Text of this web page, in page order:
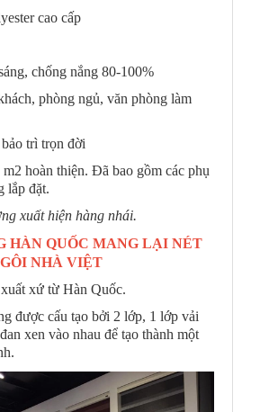
cao cấp
chống nắng 80-100%
phòng ngủ, văn phòng làm
trì trọn đời
hoàn thiện. Đã bao gồm các phụ
lắp đặt.
xuất hiện hàng nhái.
HÀN QUỐC MANG LẠI NÉT
NHÀ VIỆT
xứ từ Hàn Quốc.
được cấu tạo bởi 2 lớp, 1 lớp vải
xen vào nhau để tạo thành một